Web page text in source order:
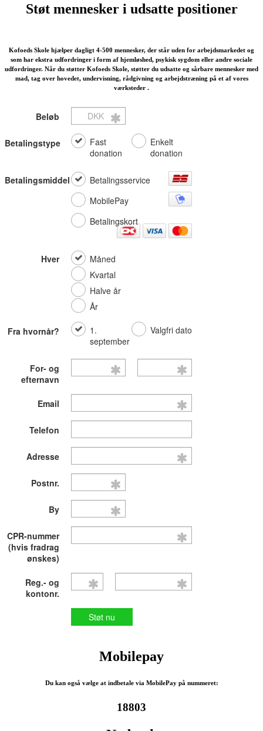
Støt mennesker i udsatte positioner
Kofoeds Skole hjælper dagligt 4-500 mennesker, der står uden for arbejdsmarkedet og
som har ekstra udfordringer i form af hjemløshed, psykisk sygdom eller andre sociale
udfordringer. Når du støtter Kofoeds Skole, støtter du udsatte og sårbare mennesker med
mad, tag over hovedet, undervisning, rådgivning og arbejdstræning på et af vores
værksteder .
Mobilepay
Du kan også vælge at indbetale via MobilePay på nummeret:
18803